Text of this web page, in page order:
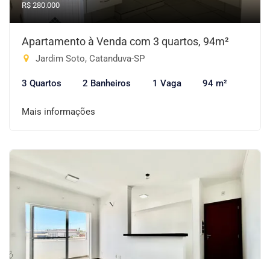
R$ 280.000
Apartamento à Venda com 3 quartos, 94m²
Jardim Soto, Catanduva-SP
3 Quartos 2 Banheiros 1 Vaga 94 m²
Mais informações